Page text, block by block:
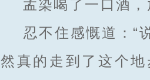
孟染喝了一口酒，
忍不住感慨道：“
然真的走到了这个